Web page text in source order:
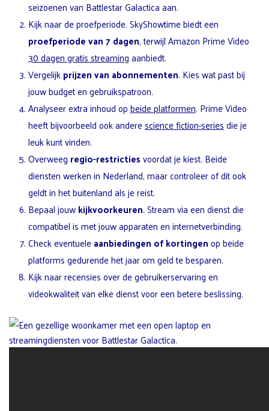
seizoenen van Battlestar Galactica aan.
Kijk naar de proefperiode. SkyShowtime biedt een
proefperiode van 7 dagen, terwijl Amazon Prime Video
30 dagen gratis streamingaanbiedt.
Vergelijkprijzen van abonnementen. Kies wat past bij
jouw budget en gebruikspatroon.
Analyseer extra inhoud opbeide platformen. Prime Video
heeft bijvoorbeeld ook anderescience fiction-seriesdie je
leuk kunt vinden.
Overweeg regio-restrictiesvoordat je kiest. Beide
diensten werken in Nederland, maar controleer of dit ook
geldt in het buitenland als je reist.
Bepaal jouwkijkvoorkeuren. Stream via een dienst die
compatibel is met jouw apparaten en internetverbinding.
Check eventueleaanbiedingen of kortingenop beide
platforms gedurende het jaar om geld te besparen.
Kijk naar recensies over de gebruikerservaring en
videokwaliteit van elke dienst voor een betere beslissing.